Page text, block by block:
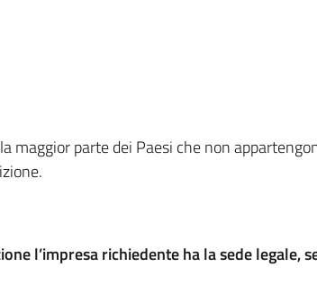
maggior parte dei Paesi che non
l’impresa richiedente ha la sede legale,